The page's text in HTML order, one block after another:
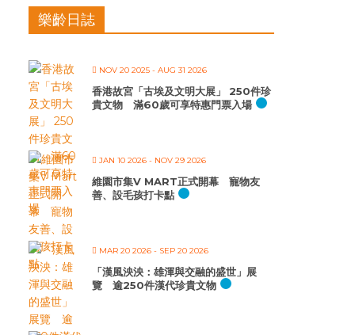
樂齡日誌
NOV 20 2025 - AUG 31 2026
香港故宮「古埃及文明大展」 250件珍
貴文物 滿60歲可享特惠門票入場
JAN 10 2026 - NOV 29 2026
維園市集V MART正式開幕 寵物友
善、設毛孩打卡點
MAR 20 2026 - SEP 20 2026
「漢風泱泱：雄渾與交融的盛世」展
覽 逾250件漢代珍貴文物